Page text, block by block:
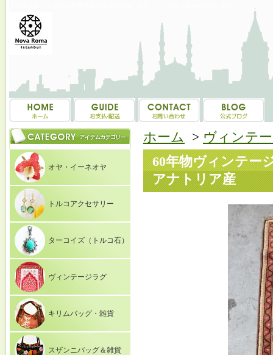
オヤ・イーネオヤ
トルコアクセサリー
ターコイズ（トルコ石）
ヴィンテージラグ
キリムバッグ・雑貨
スザンニバッグ＆雑貨
ホーム > ヴィンテ
60年物ヴィンテー
アナトリア産